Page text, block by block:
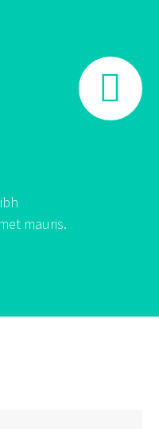


mauris.